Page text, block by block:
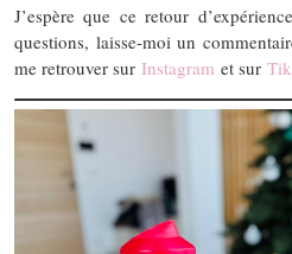
J’espère que ce retour
questions, laisse-moi un
me retrouver sur Instagram et sur